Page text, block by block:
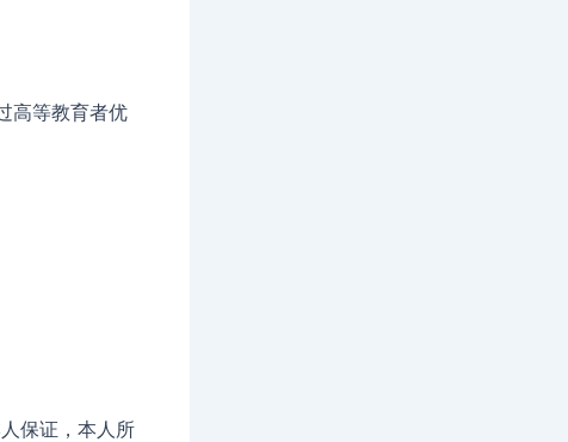
高等教育者优
保证，本人所